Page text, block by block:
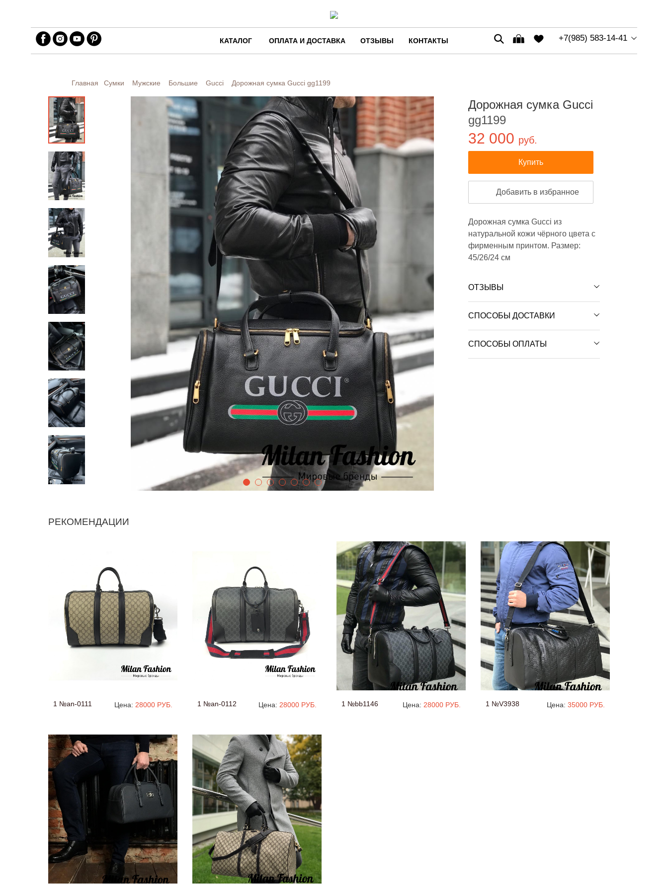
КАТАЛОГ ОПЛАТА И ДОСТАВКА ОТЗЫВЫ КОНТАКТЫ +7(985) 583-14-41
Главная Сумки Мужские Большие Gucci Дорожная сумка Gucci gg1199
Дорожная сумка Gucci
gg1199
32 000 руб.
Купить
Добавить в избранное
Дорожная сумка Gucci из
натуральной кожи чёрного цвета с
фирменным принтом. Размер:
45/26/24 см
ОТЗЫВЫ
СПОСОБЫ ДОСТАВКИ
СПОСОБЫ ОПЛАТЫ
РЕКОМЕНДАЦИИ
1 №an-0111 Цена: 28000 РУБ. 1 №an-0112 Цена: 28000 РУБ. 1 №bb1146 Цена: 28000 РУБ. 1 №V3938 Цена: 35000 РУБ.